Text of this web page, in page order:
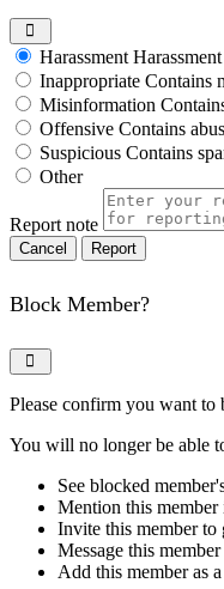
Harassment
Inappropriate Contains
Misinformation
Offensive Contains
Suspicious Contains
Other
Report note
Report
Block Member?
Please confirm you want to
You will no longer be able
See blocked
Mention this member
Invite this member to
Message this member
Add this member as